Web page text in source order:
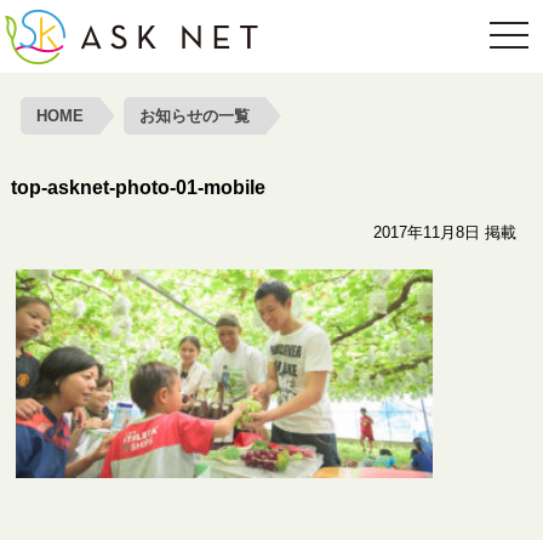
HOME お知らせの一覧
top-asknet-photo-01-mobile
2017年11月8日 掲載